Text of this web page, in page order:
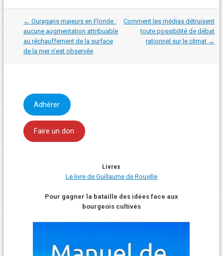
Navigation
dans
les
articles
← Ouragans majeurs en Floride :
aucune augmentation attribuable
au réchauffement de la surface
de la mer n’est observée
Comment les médias détruisent
toute possibilité de débat
rationnel sur le climat →
Adhérer
Faire un don
Livres
Le livre de Guillaume de Rouville
Pour gagner la bataille des idées face aux
bourgeois cultivés